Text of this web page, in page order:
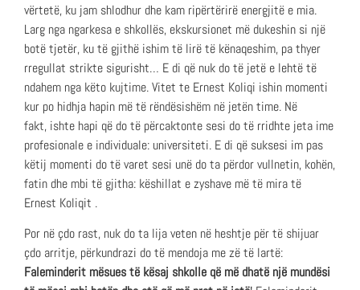
vërtetë, ku jam shlodhur dhe kam ripërtërirë energjitë e mia.
Larg nga ngarkesa e shkollës, ekskursionet më dukeshin si një
botë tjetër, ku të gjithë ishim të lirë të kënaqeshim, pa thyer
rregullat strikte sigurisht… E di që nuk do të jetë e lehtë të
ndahem nga këto kujtime. Vitet te Ernest Koliqi ishin momenti
kur po hidhja hapin më të rëndësishëm në jetën time. Në
fakt, ishte hapi që do të përcaktonte sesi do të rridhte jeta ime
profesionale e individuale: universiteti. E di që suksesi im pas
këtij momenti do të varet sesi unë do ta përdor vullnetin, kohën,
fatin dhe mbi të gjitha: këshillat e zyshave më të mira të
Ernest Koliqit .
Por në çdo rast, nuk do ta lija veten në heshtje për të shijuar
çdo arritje, përkundrazi do të mendoja me zë të lartë:
Faleminderit mësues të kësaj shkolle që më dhatë një mundësi